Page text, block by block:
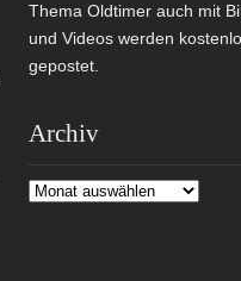
Thema Oldtimer auch mit
und Videos werden
gepostet.
Archiv
Archiv